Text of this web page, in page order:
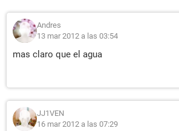
Andres
13 mar 2012 a las 03:54
mas claro que el agua
JJ1VEN
16 mar 2012 a las 07:29